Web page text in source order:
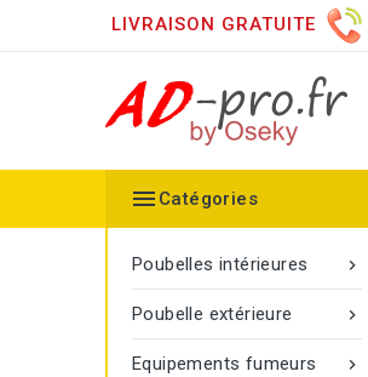
LIVRAISON GRATUITE
 Catégories

Poubelles intérieures

Poubelle extérieure

Equipements fumeurs